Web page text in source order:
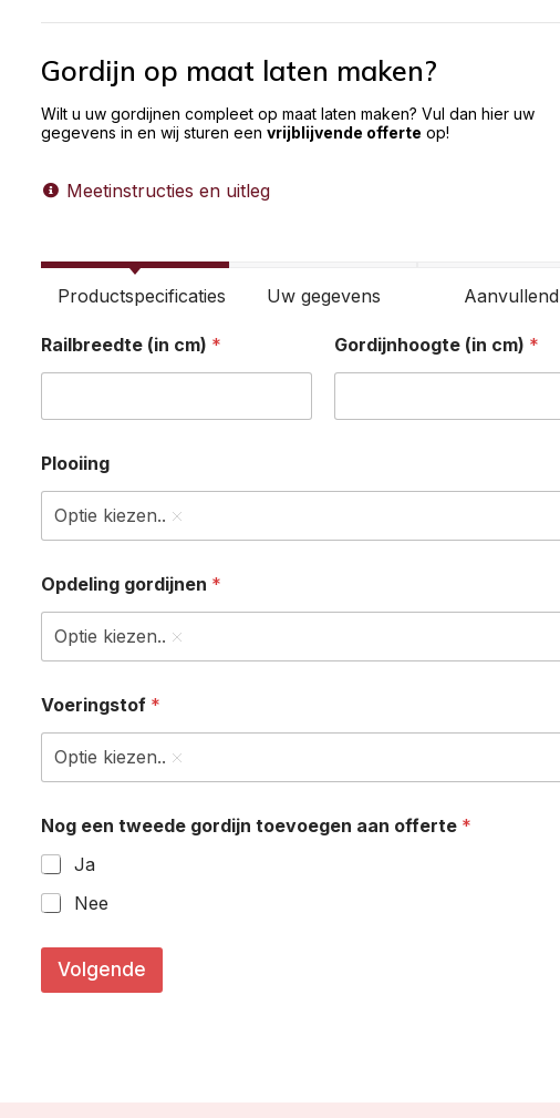
Gordijn op maat laten maken?
Wilt u uw gordijnen compleet op maat laten maken? Vul dan hier uw
gegevens in en wij sturen een vrijblijvende offerte op!
Meetinstructies en uitleg
Productspecificaties Uw gegevens Aanvullend
Railbreedte (in cm) * Gordijnhoogte (in cm) *
Plooiing
Optie kiezen..
Opdeling gordijnen *
Optie kiezen..
Voeringstof *
Optie kiezen..
Nog een tweede gordijn toevoegen aan offerte *
Ja
Nee
Volgende